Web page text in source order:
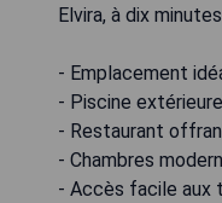
Elvira, à dix
- Emplacement
- Piscine
- Restaurant
- Chambres
- Accès facile aux